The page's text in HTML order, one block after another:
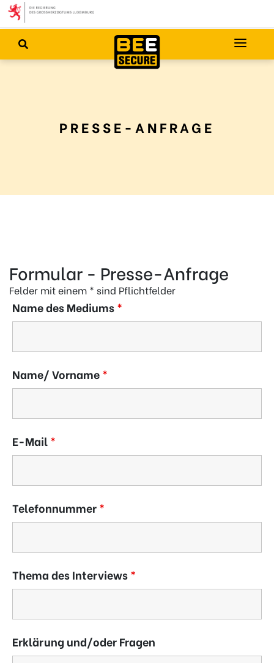
PRESSE-ANFRAGE
Formular - Presse-Anfrage
Felder mit einem * sind Pflichtfelder
Name des Mediums*
Name/ Vorname*
E-Mail*
Telefonnummer*
Thema des Interviews*
Erklärung und/oder Fragen